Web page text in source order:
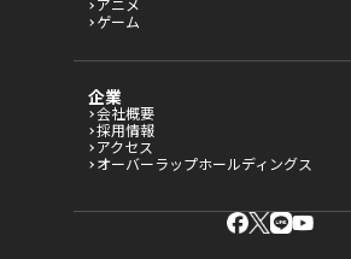
アニメ
ゲーム
企業
会社概要
採用情報
アクセス
オーバーラップホールディングス